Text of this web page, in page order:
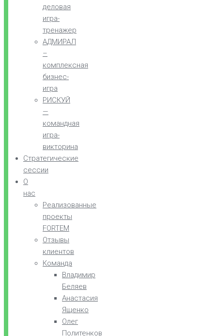
деловая
игра-
тренажер
АДМИРАЛ
–
комплексная
бизнес-
игра
РИСКУЙ
—
командная
игра-
викторина
Стратегические
сессии
О
нас
Реализованные
проекты
FORTEM
Отзывы
клиентов
Команда
Владимир
Беляев
Анастасия
Ященко
Олег
Политенков